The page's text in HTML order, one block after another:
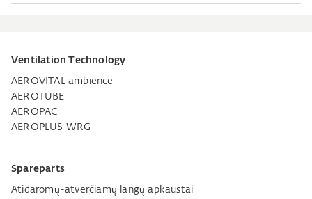
Ventilation Technology
AEROVITAL ambience
AEROTUBE
AEROPAC
AEROPLUS WRG
Spareparts
Atidaromų-atverčiamų langų apkaustai